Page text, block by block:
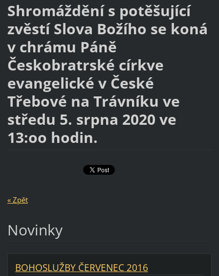
Shromáždění s potěšující
zvěstí Slova Božího se koná
v chrámu Páně
Českobratrské církve
evangelické v České
Třebové na Trávníku ve
středu 5. srpna 2020 ve
13:oo hodin.
« Zpět
Novinky
BOHOSLUŽBY ČERVENEC 2016